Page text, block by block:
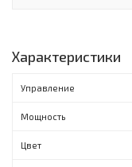
Характеристики
Управление
Мощность
Цвет